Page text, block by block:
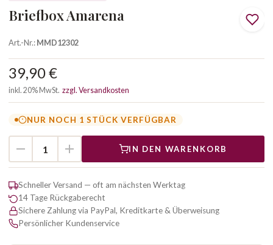
Briefbox Amarena
Art.-Nr.:MMD12302
39,90 €
inkl. 20% MwSt. zzgl. Versandkosten
NUR NOCH 1 STÜCK VERFÜGBAR
IN DEN WARENKORB
Schneller Versand — oft am nächsten Werktag
14 Tage Rückgaberecht
Sichere Zahlung via PayPal, Kreditkarte & Überweisung
Persönlicher Kundenservice